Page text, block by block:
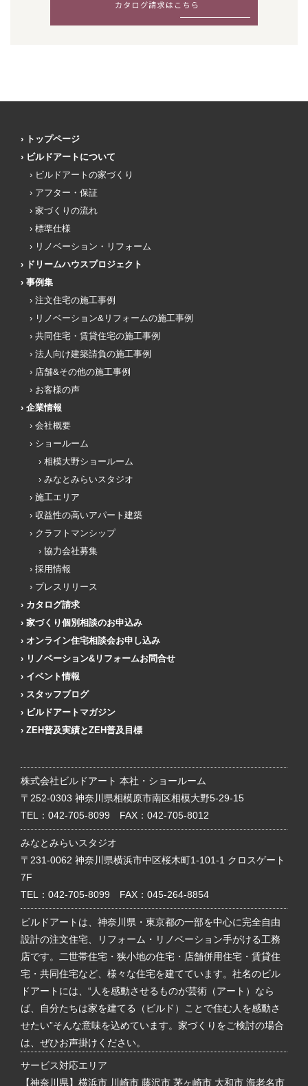
トップページ
ビルドアートについて
ビルドアートの家づくり
アフター・保証
家づくりの流れ
標準仕様
リノベーション・リフォーム
ドリームハウスプロジェクト
事例集
注文住宅の施工事例
リノベーション&リフォームの施工事例
共同住宅・賃貸住宅の施工事例
法人向け建築請負の施工事例
店舗&その他の施工事例
お客様の声
企業情報
会社概要
ショールーム
相模大野ショールーム
みなとみらいスタジオ
施工エリア
収益性の高いアパート建築
クラフトマンシップ
協力会社募集
採用情報
プレスリリース
カタログ請求
家づくり個別相談のお申込み
オンライン住宅相談会お申し込み
リノベーション&リフォームお問合せ
イベント情報
スタッフブログ
ビルドアートマガジン
ZEH普及実績とZEH普及目標
株式会社ビルドアート 本社・ショールーム
〒252-0303 神奈川県相模原市南区相模大野5-29-15
TEL： 042-705-8099 FAX：042-705-8012
みなとみらいスタジオ
〒231-0062 神奈川県横浜市中区桜木町1-101-1 クロスゲート
7F
TEL： 042-705-8099 FAX：045-264-8854
ビルドアートは、神奈川県・東京都の一部を中心に完全自由
設計の注文住宅、リフォーム・リノベーション手がける工務
店です。二世帯住宅・狭小地の住宅・店舗併用住宅・賃貸住
宅・共同住宅など、様々な住宅を建てています。社名のビル
ドアートには、“人を感動させるものが芸術（アート）なら
ば、自分たちは家を建てる（ビルド）ことで住む人を感動さ
せたい”そんな意味を込めています。家づくりをご検討の場合
は、ぜひお声掛けください。
サービス対応エリア
【神奈川県】横浜市 川崎市 藤沢市 茅ヶ崎市 大和市 海老名市